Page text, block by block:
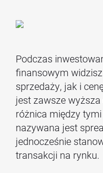
Podczas
finansowym
sprzedaży, jak i
jest zawsze
różnica między
nazywana jest
jednocześnie
transakcji na rynku.